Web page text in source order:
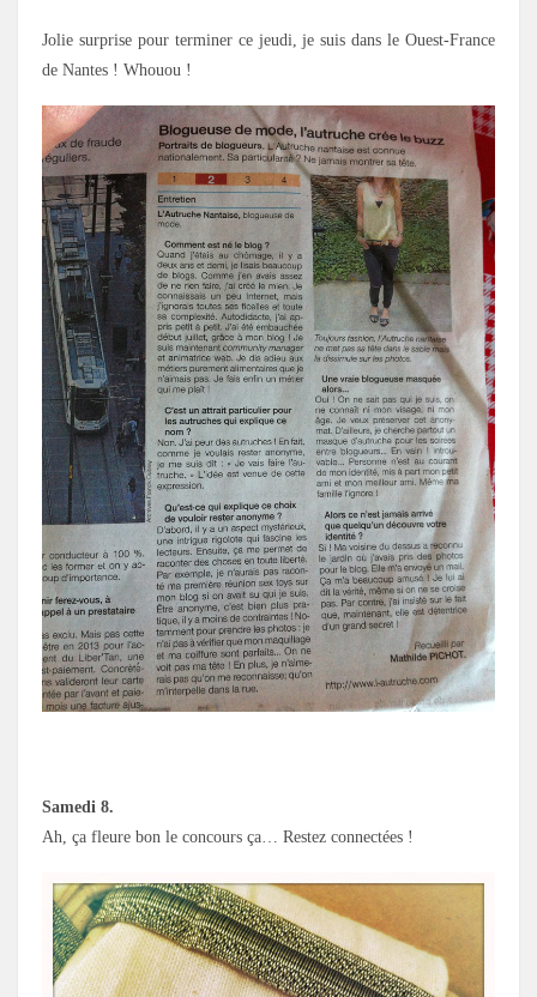
Jolie surprise pour terminer ce jeudi, je suis dans le Ouest-France
de Nantes ! Whouou !
Samedi 8.
Ah, ça fleure bon le concours ça… Restez connectées !